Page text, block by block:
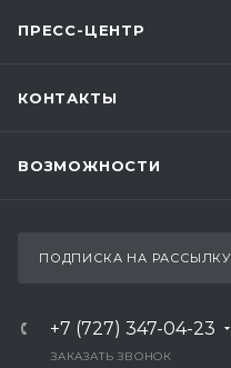
ПРЕСС-ЦЕНТР
КОНТАКТЫ
ВОЗМОЖНОСТИ
ПОДПИСКА НА РАССЫЛКУ
+7 (727) 347-04-23
ЗАКАЗАТЬ ЗВОНОК